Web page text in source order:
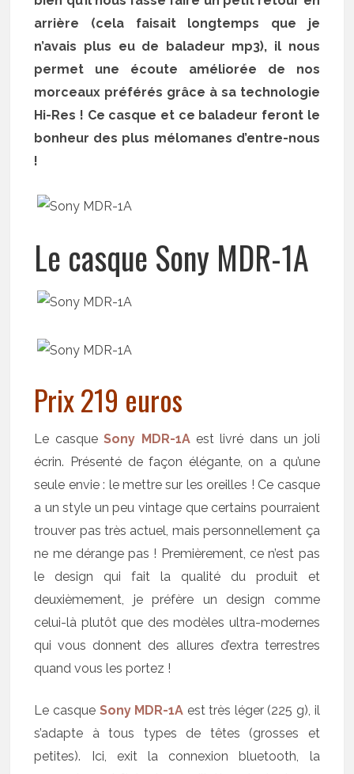
arrière (cela faisait longtemps que je
n’avais plus eu de baladeur mp3), il nous
permet une écoute améliorée de nos
morceaux préférés grâce à sa technologie
Hi-Res ! Ce casque et ce baladeur feront le
bonheur des plus mélomanes d’entre-nous
!
Le casque Sony MDR-1A
Prix 219 euros
Le casqueSony MDR-1Aest livré dans un joli
écrin. Présenté de façon élégante, on a qu’une
seule envie : le mettre sur les oreilles ! Ce casque
a un style un peu vintage que certains pourraient
trouver pas très actuel, mais personnellement ça
ne me dérange pas ! Premièrement, ce n’est pas
le design qui fait la qualité du produit et
deuxièmement, je préfère un design comme
celui-là plutôt que des modèles ultra-modernes
qui vous donnent des allures d’extra terrestres
quand vous les portez !
Le casque Sony MDR-1A est très léger (225 g), il
s’adapte à tous types de têtes (grosses et
petites). Ici, exit la connexion bluetooth, la